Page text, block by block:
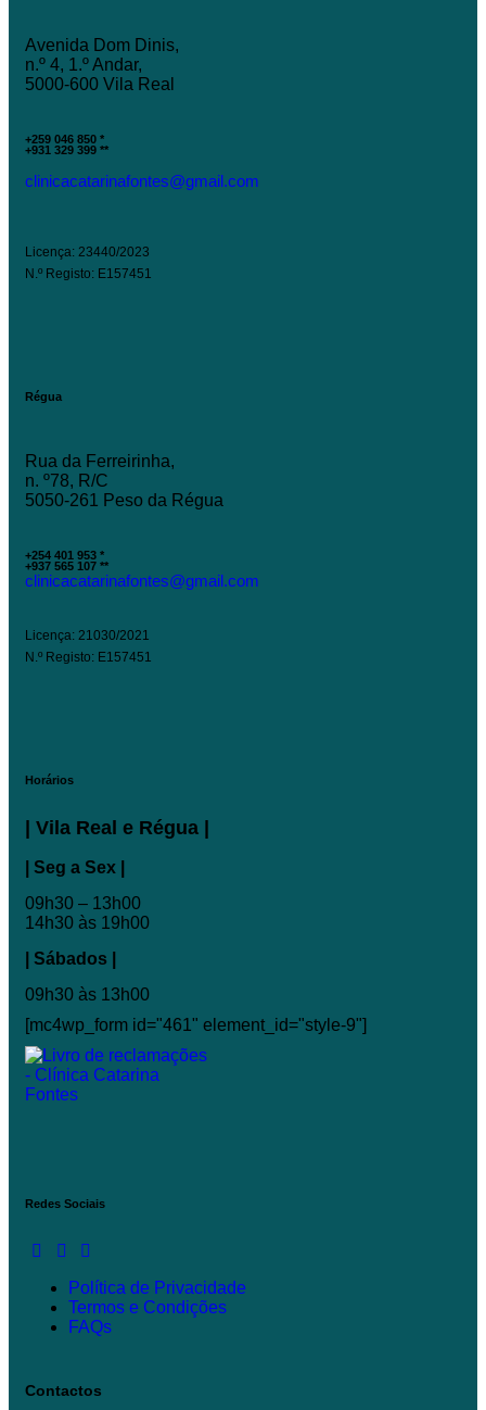
Avenida Dom Dinis,
n.º 4, 1.º Andar,
5000-600 Vila Real
+259 046 850 *
+931 329 399 **
clinicacatarinafontes@gmail.com
Licença: 23440/2023
N.º Registo: E157451
Régua
Rua da Ferreirinha,
n. º78, R/C
5050-261 Peso da Régua
+254 401 953 *
+937 565 107 **
clinicacatarinafontes@gmail.com
Licença: 21030/2021
N.º Registo: E157451
Horários
| Vila Real e Régua |
| Seg a Sex |
09h30 – 13h00
14h30 às 19h00
| Sábados |
09h30 às 13h00
[mc4wp_form id="461" element_id="style-9"]
Redes Sociais
Política de Privacidade
Termos e Condições
FAQs
Contactos